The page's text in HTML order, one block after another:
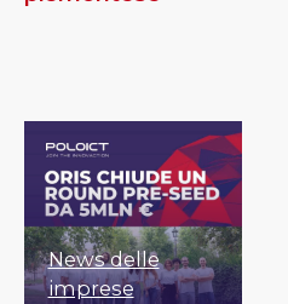
News delle
imprese